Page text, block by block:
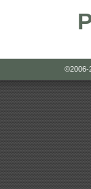
©2006-